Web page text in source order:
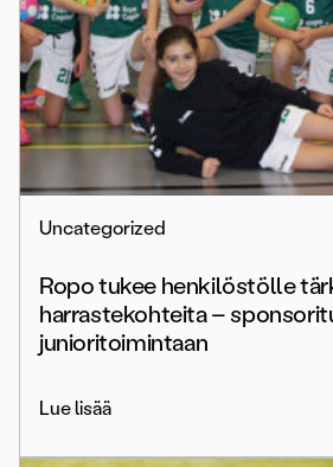
Uncategorized
Ropo tukee henkilöstölle
harrastekohteita –
junioritoimintaan
Lue lisää